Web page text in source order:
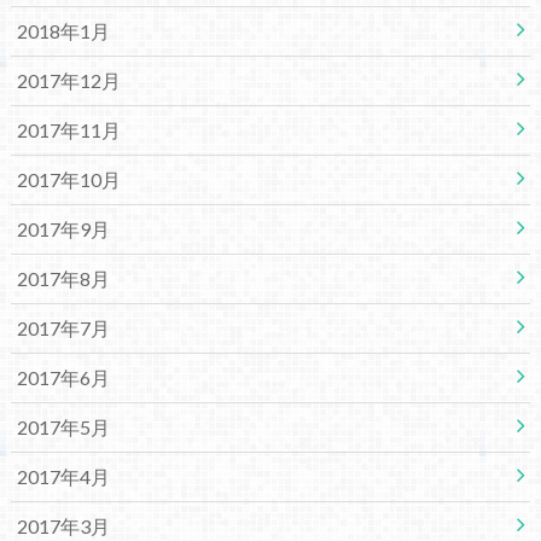
2018年1月
2017年12月
2017年11月
2017年10月
2017年9月
2017年8月
2017年7月
2017年6月
2017年5月
2017年4月
2017年3月